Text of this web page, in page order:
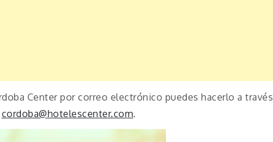
Center por correo electrónico puedes hacerlo a través
cordoba@hotelescenter.com.